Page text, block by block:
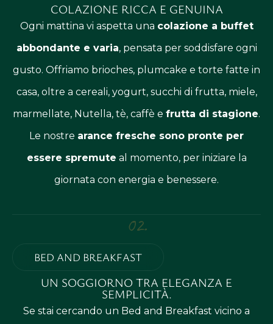
COLAZIONE RICCA E GENUINA
Ogni mattina vi aspetta una colazione a buffet
abbondante e varia, pensata per soddisfare ogni
gusto. Offriamo brioches, plumcake e torte fatte in
casa, oltre a cereali, yogurt, succhi di frutta, miele,
marmellate, Nutella, tè, caffè e frutta di stagione.
Le nostre arance fresche sono pronte per
essere spremute al momento, per iniziare la
giornata con energia e benessere.
02.
BED AND BREAKFAST
UN SOGGIORNO TRA ELEGANZA E
SEMPLICITÀ.
Se stai cercando un Bed and Breakfast vicino a